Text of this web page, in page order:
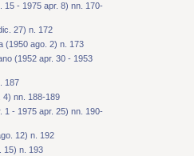
15 - 1975 apr. 8) nn. 170-
27) n. 172
(1950 ago. 2) n. 173
(1952 apr. 30 - 1953
187
4) nn. 188-189
1 - 1975 apr. 25) nn. 190-
12) n. 192
15) n. 193